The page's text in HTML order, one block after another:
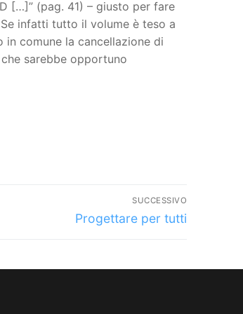
[…]” (pag. 41) – giusto per fare
infatti tutto il volume è teso a
comune la cancellazione di
sarebbe opportuno
SUCCESSIVO
Articolo
Progettare per tutti